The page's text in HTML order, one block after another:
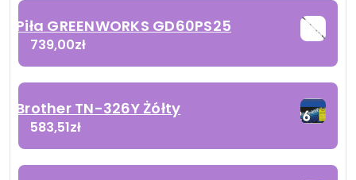
Piła GREENWORKS GD60PS25
739,00zł
Brother TN-326Y Żółty
583,51zł